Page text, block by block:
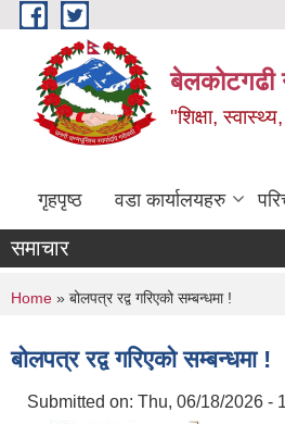
Skip to main content
बेलकोटगढी
"शिक्षा,
गृहपृष्ठ वडा कार्यालयहरु
समाचार
You are here
Home » बोलपत्र रद्व गरिएको सम्बन्धमा !
बोलपत्र रद्व गरिएको सम्बन्धमा !
Submitted on: Thu, 06/18/2026 -